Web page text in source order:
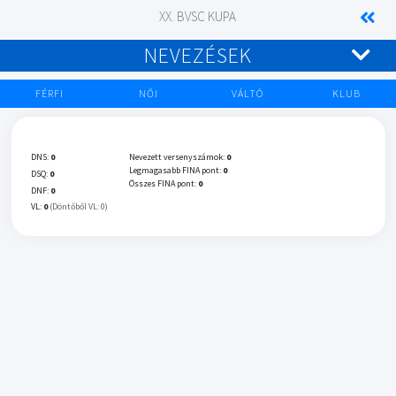
XX. BVSC KUPA
NEVEZÉSEK
FÉRFI NŐI VÁLTÓ KLUB
DNS: 0
DSQ: 0
DNF: 0
VL: 0 (Döntőből VL: 0)
Nevezett versenyszámok: 0
Legmagasabb FINA pont: 0
Összes FINA pont: 0